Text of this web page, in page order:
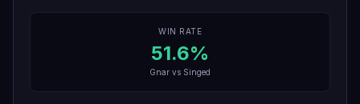
WIN RATE
51.6%
Gnar vs Singed